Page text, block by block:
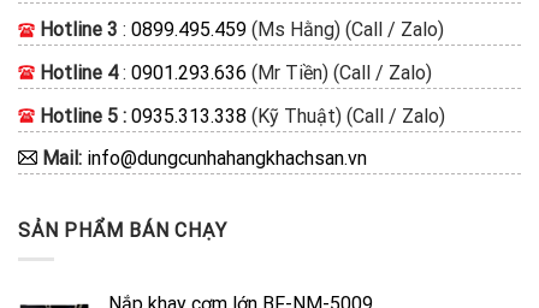
Hotline 3 : 0899.495.459 (Ms Hằng) (Call / Zalo)
Hotline 4: 0901.293.636 (Mr Tiền) (Call / Zalo)
Hotline 5 : 0935.313.338 (Kỹ Thuật) (Call / Zalo)
Mail: info@dungcunhahangkhachsan.vn
SẢN PHẨM BÁN CHẠY